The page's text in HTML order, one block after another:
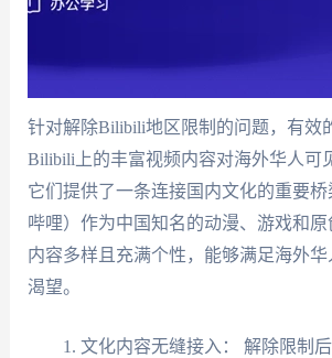
针对解除Bilibili地区限制的问题，有效
Bilibili上的丰富视频内容对海外华人可
它们提供了一条连接国内文化的重要
哔哩）作为中国知名的动漫、游戏和
内容多样且充满个性，能够满足海外
渴望。
文化内容无缝接入： 解除限制